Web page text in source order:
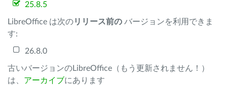
25.8.5
LibreOffice は次のリリース前の バージョンを利用できま
す:
26.8.0
古いバージョンのLibreOffice（もう更新されません！）
は、 アーカイブにあります